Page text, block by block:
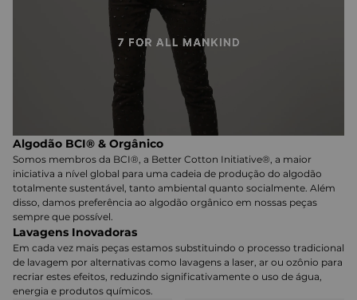
Algodão BCI® & Orgânico
Somos membros da BCI®, a Better Cotton Initiative®, a maior
iniciativa a nível global para uma cadeia de produção do algodão
totalmente sustentável, tanto ambiental quanto socialmente. Além
disso, damos preferência ao algodão orgânico em nossas peças
sempre que possível.
Lavagens Inovadoras
Em cada vez mais peças estamos substituindo o processo tradicional
de lavagem por alternativas como lavagens a laser, ar ou ozônio para
recriar estes efeitos, reduzindo significativamente o uso de água,
energia e produtos químicos.